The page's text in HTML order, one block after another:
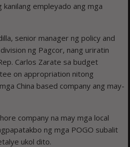
kanilang empleyado ang mga
senior manager ng policy and
ng Pagcor, nang uriratin
Carlos Zarate sa budget
on appropriation nitong
China based company ang may-
company na may mga local
ng mga POGO subalit
ukol dito.